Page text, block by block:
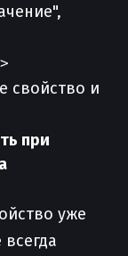
свойство и
при
уже